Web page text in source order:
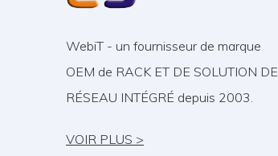
WebiT - un fournisseur de marque
OEM de RACK ET DE SOLUTION DE
RÉSEAU INTÉGRÉ depuis 2003.
VOIR PLUS >